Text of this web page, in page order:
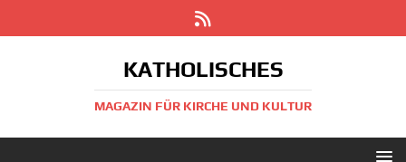
KATHOLISCHES
MAGAZIN FÜR KIRCHE UND KULTUR